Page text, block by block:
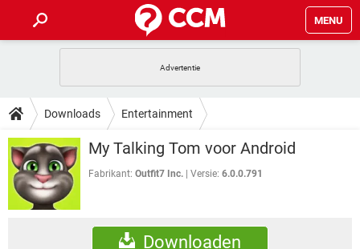
MENU
INSTAGRAM WINDOWS 10
NETFLIX CORONAVIRUS
GRATIS SNAPCHAT
TIKTOK
HOW-TO
VIDEOBELLEN GAMES
INSTAGRAM
NETFLIX
DOWNLOADS
VIDEOBELLEN GAMES
INSTAGRAM
CORONAVIRUS
FORUM
WINDOWS 10
Downloads Entertainment
My Talking Tom voor Android
Fabrikant: Outfit7 Inc. Versie: 6.0.0.791
Downloaden